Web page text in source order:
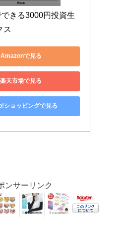
きる3000円投資生
ス
Amazonで見る
楽天市場で見る
ショッピングで見る
ンサーリンク